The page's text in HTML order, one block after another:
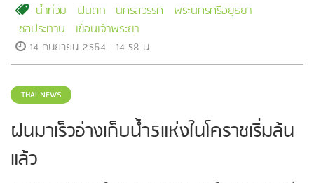
น้ำท่วม ฝนตก นครสวรรค์
พระนครศรีอยุธยา
ชลประทาน
เขื่อนเจ้าพระยา
14 กันยายน 2564 : 14:58 น.
THAI NEWS
ฝนมาเร็วอ่างเก็บน้ำ5แห่งในโคราชเริ่มล้น
แล้ว